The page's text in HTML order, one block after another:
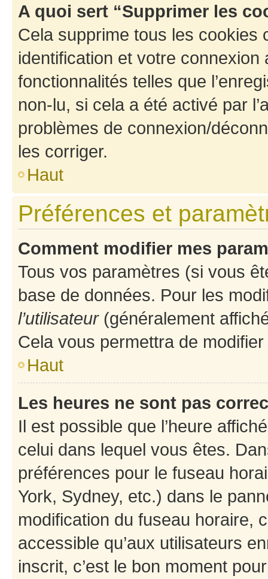
A quoi sert “Supprimer les
Cela supprime tous les cookies
identification et votre
fonctionnalités telles que
non-lu, si cela a été activé par
problèmes de connexion/
les corriger.
Haut
Préférences et
Comment modifier mes
Tous vos paramètres (si vous
base de données. Pour les
l’utilisateur(généralement
Cela vous permettra de
Haut
Les heures ne sont pas
Il est possible que l’heure
celui dans lequel vous êtes.
préférences pour le fuseau
York, Sydney, etc.) dans le
modification du fuseau horaire,
accessible qu’aux utilisateurs
inscrit, c’est le bon moment